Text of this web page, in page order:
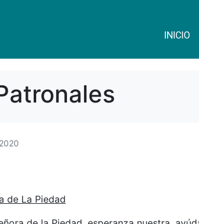
INICIO
de La Piedad